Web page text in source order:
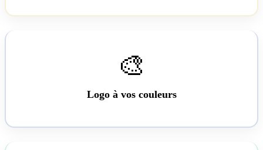
🎨
Logo à vos couleurs